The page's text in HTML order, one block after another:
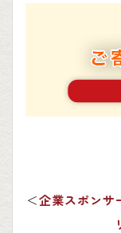
＜企業スポンサ